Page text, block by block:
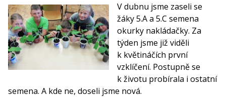
V dubnu jsme zaseli se
žáky 5.A a 5.C semena
okurky nakládačky. Za
týden jsme již viděli
k květináčích první
vzklíčení. Postupně se
k životu probírala i ostatní
semena. A kde ne, doseli jsme nová.